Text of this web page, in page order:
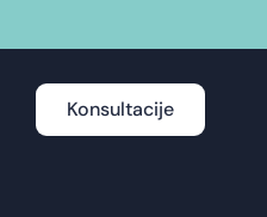
Konsultacije